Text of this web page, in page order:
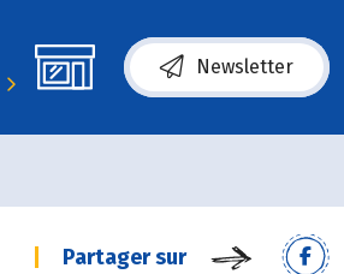
Newsletter
Partager sur